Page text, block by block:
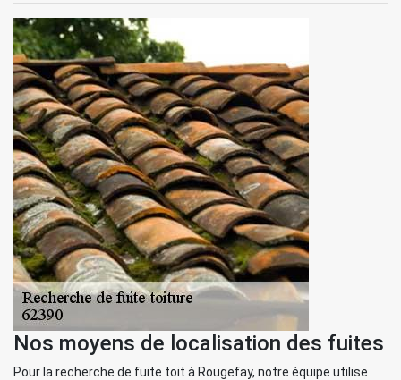
Nos moyens de localisation des fuites
Pour la recherche de fuite toit à Rougefay, notre équipe utilise